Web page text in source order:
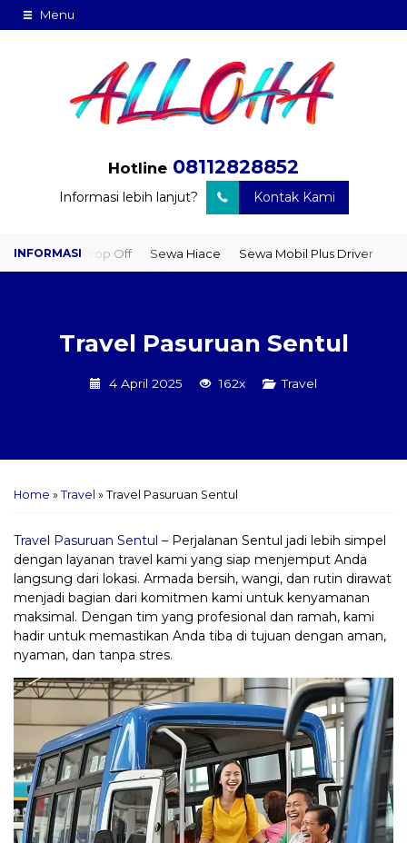
Menu
Hotline 08112828852
Informasi lebih lanjut? Kontak Kami
Drop Off Sewa Hiace Sewa Mobil Plus Driver Wisata
Travel Pasuruan Sentul
4 April 2025 162x Travel
Home » Travel » Travel Pasuruan Sentul
Travel Pasuruan Sentul – Perjalanan Sentul jadi lebih simpel
dengan layanan travel kami yang siap menjemput Anda
langsung dari lokasi. Armada bersih, wangi, dan rutin dirawat
menjadi bagian dari komitmen kami untuk kenyamanan
maksimal. Dengan tim yang profesional dan ramah, kami
hadir untuk memastikan Anda tiba di tujuan dengan aman,
nyaman, dan tanpa stres.